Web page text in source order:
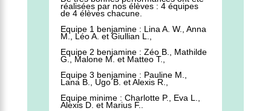
réalisées par nos élèves : 4 équipes
de 4 élèves chacune.
Equipe 1 benjamine : Lina A. W., Anna
M., Léo A. et Giullian L.,
Equipe 2 benjamine : Zéo B., Mathilde
G., Malone M. et Matteo T.,
Equipe 3 benjamine : Pauline M.,
Lana B., Ugo B. et Alexis R.,
Equipe minime : Charlotte P., Eva L.,
Alexis D. et Marius F..